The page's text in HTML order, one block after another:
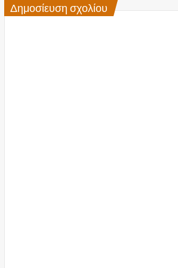
Δημοσίευση σχολίου